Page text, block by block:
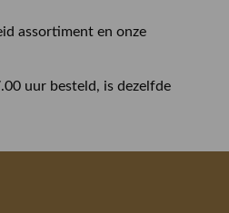
assortiment en onze
uur besteld, is dezelfde